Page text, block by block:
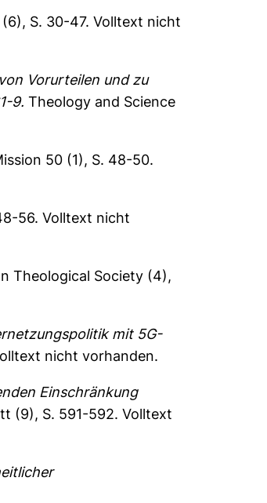
(6), S. 30-47.Volltext nicht
Vorurteilen und zu
9. Theology and Science
50 (1), S. 48-50.
56.Volltext nicht
Theological Society (4),
mit 5G-
nicht vorhanden.
Einschränkung
(9), S. 591-592.Volltext